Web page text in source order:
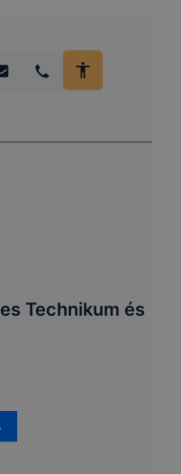
Technikum és